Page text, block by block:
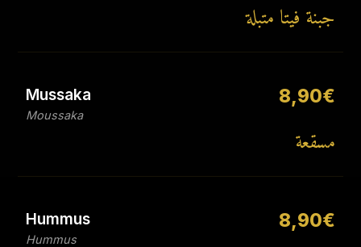
جبنة فيتا متبلة
Mussaka
Moussaka
8,90€
مسقعة
Hummus
Hummus
8,90€